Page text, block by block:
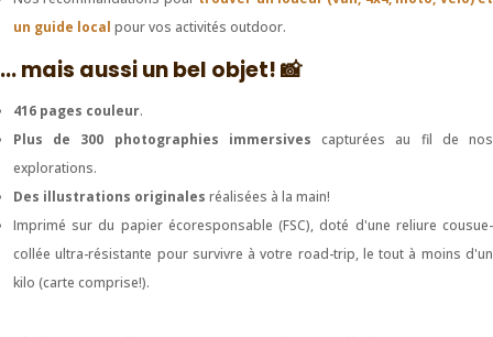
un guide local pour vos activités outdoor.
... mais aussi un bel objet! 📸
416 pages couleur.
Plus de 300 photographies immersives capturées au fil de nos
explorations.
Des illustrations originales réalisées à la main!
Imprimé sur du papier écoresponsable (FSC), doté d'une reliure cousue-
collée ultra-résistante pour survivre à votre road-trip, le tout à moins d'un
kilo (carte comprise!).